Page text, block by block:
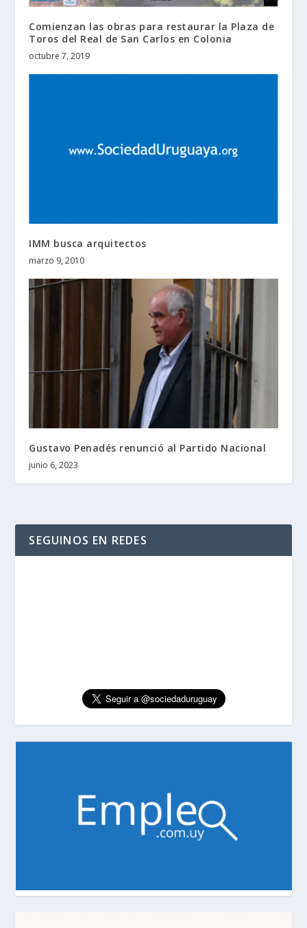
Comienzan las obras para restaurar la Plaza de
Toros del Real de San Carlos en Colonia
octubre 7, 2019
IMM busca arquitectos
marzo 9, 2010
Gustavo Penadés renunció al Partido Nacional
junio 6, 2023
SEGUINOS EN REDES